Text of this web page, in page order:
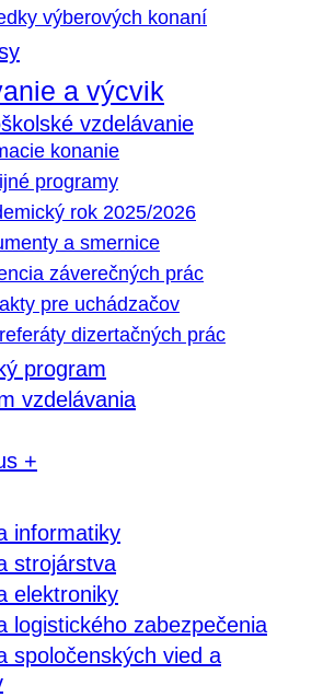
výberových konaní
a výcvik
vzdelávanie
konanie
programy
rok 2025/2026
a smernice
záverečných prác
pre uchádzačov
dizertačných prác
program
vzdelávania
+
informatiky
strojárstva
elektroniky
logistického zabezpečenia
spoločenských vied a